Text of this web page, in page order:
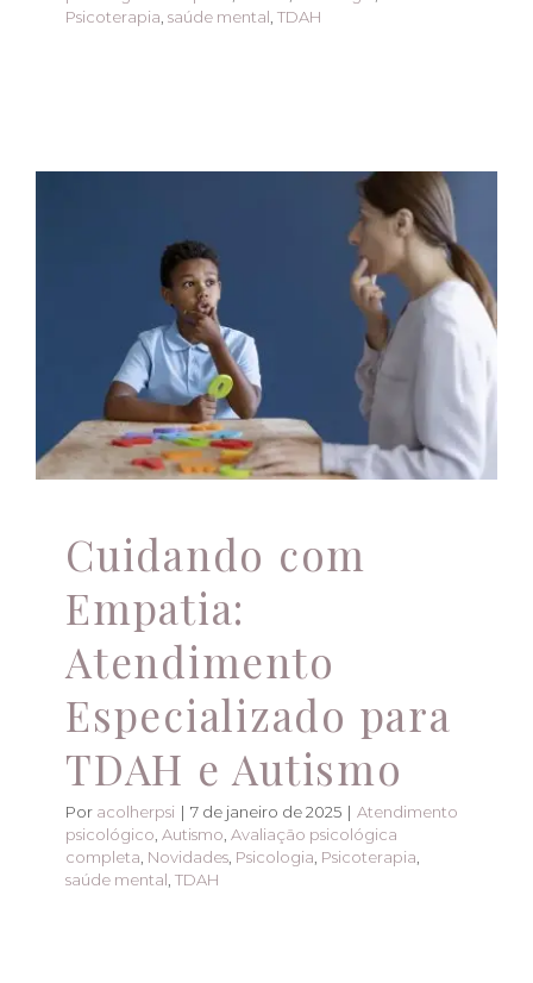
Psicoterapia saúde mental TDAH
Cuidando com
Empatia:
Atendimento
Especializado para
TDAH e Autismo
Atendimento psicológico Autismo
Avaliação
psicológica completa Novidades
Psicologia
Psicoterapia saúde mental TDAH
Cuidando com
Empatia:
Atendimento
Especializado para
TDAH e Autismo
Por acolherpsi | 7 de janeiro de 2025 | Atendimento
psicológico, Autismo, Avaliação psicológica
completa, Novidades, Psicologia, Psicoterapia,
saúde mental, TDAH